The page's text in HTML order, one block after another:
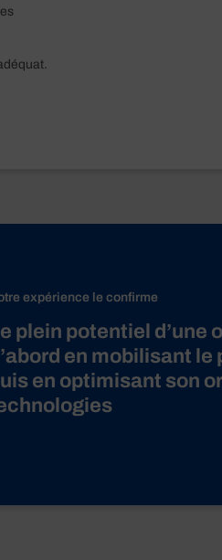
expérience le confirme
plein potentiel d’une
en mobilisant
en optimisant son